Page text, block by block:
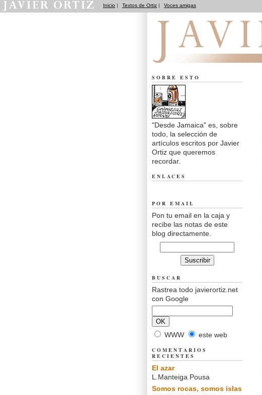
Inicio | Textos de Ortiz | Voces amigas
SOBRE ESTO
"Desde Jamaica" es, sobre
todo, la selección de
artículos escritos por Javier
Ortiz que queremos
recordar.
ENLACES
POR EMAIL
Pon tu email en la caja y
recibe las notas de este
blog directamente.
BUSCAR
Rastrea todo javierortiz.net
con Google
WWW este web
COMENTARIOS
RECIENTES
El azar
L.Manteiga Pousa
Somos rocas, somos islas